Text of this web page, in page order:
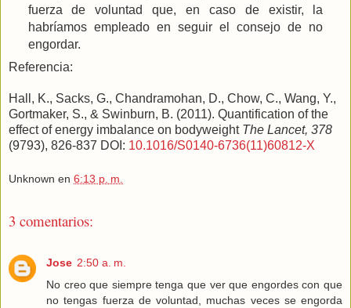
fuerza de voluntad que, en caso de existir, la
habríamos empleado en seguir el consejo de no
engordar.
Referencia:
Hall, K., Sacks, G., Chandramohan, D., Chow, C., Wang, Y.,
Gortmaker, S., & Swinburn, B. (2011). Quantification of the
effect of energy imbalance on bodyweight The Lancet, 378
(9793), 826-837 DOI: 10.1016/S0140-6736(11)60812-X
Unknown en 6:13 p. m.
3 comentarios:
Jose 2:50 a. m.
No creo que siempre tenga que ver que engordes con que
no tengas fuerza de voluntad, muchas veces se engorda